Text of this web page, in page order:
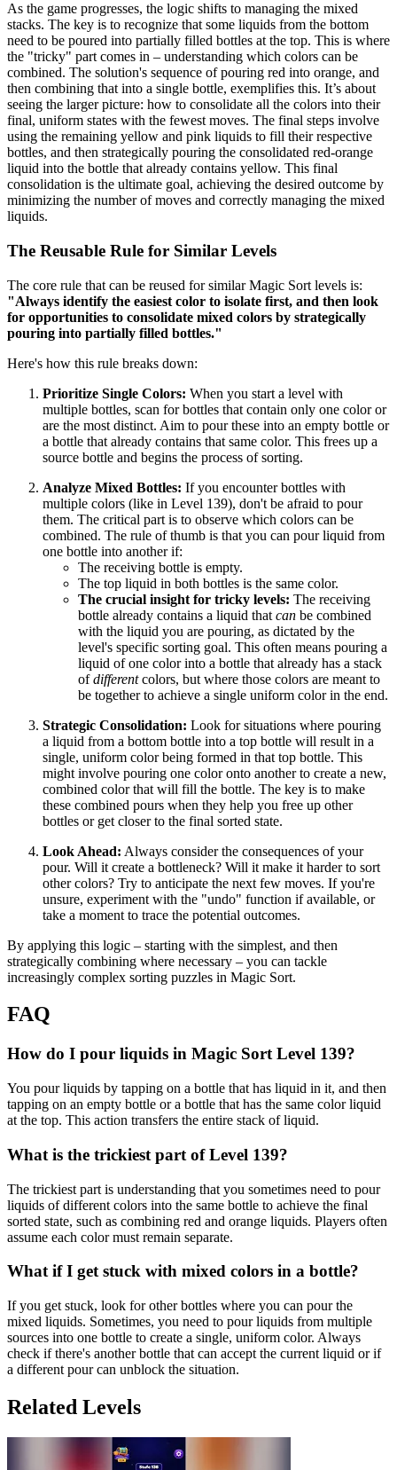
As the game progresses, the logic shifts to managing the mixed
stacks. The key is to recognize that some liquids from the bottom
need to be poured into partially filled bottles at the top. This is where
the "tricky" part comes in – understanding which colors can be
combined. The solution's sequence of pouring red into orange, and
then combining that into a single bottle, exemplifies this. It’s about
seeing the larger picture: how to consolidate all the colors into their
final, uniform states with the fewest moves. The final steps involve
using the remaining yellow and pink liquids to fill their respective
bottles, and then strategically pouring the consolidated red-orange
liquid into the bottle that already contains yellow. This final
consolidation is the ultimate goal, achieving the desired outcome by
minimizing the number of moves and correctly managing the mixed
liquids.
The Reusable Rule for Similar Levels
The core rule that can be reused for similar Magic Sort levels is:
"Always identify the easiest color to isolate first, and then look
for opportunities to consolidate mixed colors by strategically
pouring into partially filled bottles."
Here's how this rule breaks down:
Prioritize Single Colors: When you start a level with
multiple bottles, scan for bottles that contain only one color or
are the most distinct. Aim to pour these into an empty bottle or
a bottle that already contains that same color. This frees up a
source bottle and begins the process of sorting.
Analyze Mixed Bottles: If you encounter bottles with
multiple colors (like in Level 139), don't be afraid to pour
them. The critical part is to observe which colors can be
combined. The rule of thumb is that you can pour liquid from
one bottle into another if:
The receiving bottle is empty.
The top liquid in both bottles is the same color.
The crucial insight for tricky levels: The receiving
bottle already contains a liquid that can be combined
with the liquid you are pouring, as dictated by the
level's specific sorting goal. This often means pouring a
liquid of one color into a bottle that already has a stack
ofdifferentcolors, but where those colors are meant to
be together to achieve a single uniform color in the end.
Strategic Consolidation: Look for situations where pouring
a liquid from a bottom bottle into a top bottle will result in a
single, uniform color being formed in that top bottle. This
might involve pouring one color onto another to create a new,
combined color that will fill the bottle. The key is to make
these combined pours when they help you free up other
bottles or get closer to the final sorted state.
Look Ahead: Always consider the consequences of your
pour. Will it create a bottleneck? Will it make it harder to sort
other colors? Try to anticipate the next few moves. If you're
unsure, experiment with the "undo" function if available, or
take a moment to trace the potential outcomes.
By applying this logic – starting with the simplest, and then
strategically combining where necessary – you can tackle
increasingly complex sorting puzzles in Magic Sort.
FAQ
How do I pour liquids in Magic Sort Level 139?
You pour liquids by tapping on a bottle that has liquid in it, and then
tapping on an empty bottle or a bottle that has the same color liquid
at the top. This action transfers the entire stack of liquid.
What is the trickiest part of Level 139?
The trickiest part is understanding that you sometimes need to pour
liquids of different colors into the same bottle to achieve the final
sorted state, such as combining red and orange liquids. Players often
assume each color must remain separate.
What if I get stuck with mixed colors in a bottle?
If you get stuck, look for other bottles where you can pour the
mixed liquids. Sometimes, you need to pour liquids from multiple
sources into one bottle to create a single, uniform color. Always
check if there's another bottle that can accept the current liquid or if
a different pour can unblock the situation.
Related Levels